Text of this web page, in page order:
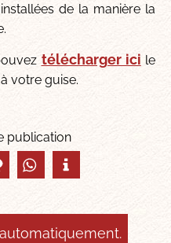
de la manière la
télécharger ici le
votre guise.
publication